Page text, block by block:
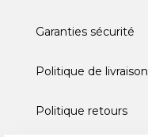
Garanties sécurité
Politique de livraison
Politique retours